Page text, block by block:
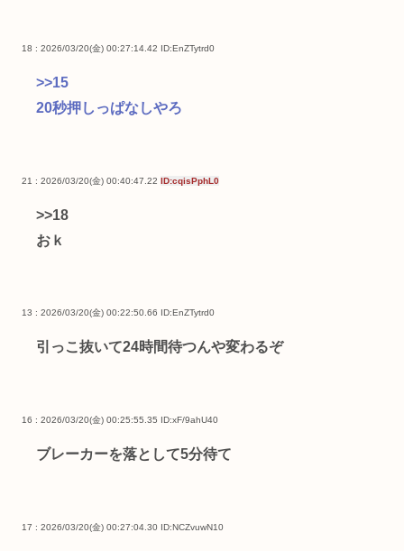
18 : 2026/03/20(金) 00:27:14.42 ID:EnZTytrd0
>>15
20秒押しっぱなしやろ
21 : 2026/03/20(金) 00:40:47.22 ID:cqisPphL0
>>18
おｋ
13 : 2026/03/20(金) 00:22:50.66 ID:EnZTytrd0
引っこ抜いて24時間待つんや変わるぞ
16 : 2026/03/20(金) 00:25:55.35 ID:xF/9ahU40
ブレーカーを落として5分待て
17 : 2026/03/20(金) 00:27:04.30 ID:NCZvuwN10